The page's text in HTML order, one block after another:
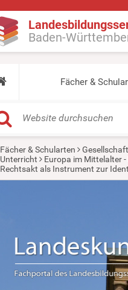
Baden-
Fächer &
Fächer & Schularten
Unterricht
Europa im Mittelalter
Rechtsakt als Instrument zur